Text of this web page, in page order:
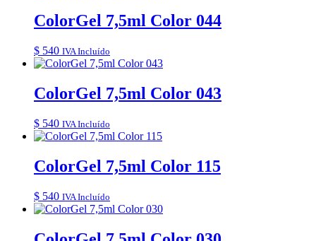
ColorGel 7,5ml Color 044
$ 540 IVA Incluído
ColorGel 7,5ml Color 043
$ 540 IVA Incluído
ColorGel 7,5ml Color 115
$ 540 IVA Incluído